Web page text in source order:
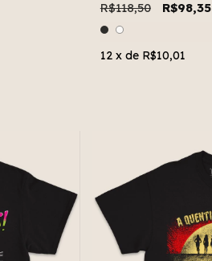
R$118,50 R$98,35
12 x de R$10,01